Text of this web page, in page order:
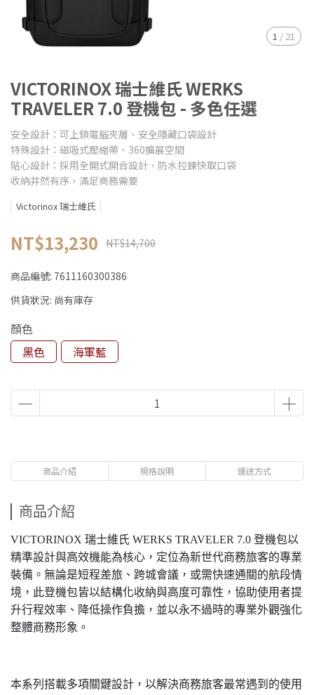
1 / 21
VICTORINOX 瑞士維氏 WERKS
TRAVELER 7.0 登機包 - 多色任選
安全設計：可上鎖電腦夾層、安全隱藏口袋設計
特殊設計：磁吸式壓縮帶、360擴展空間
貼心設計：採用全開式開合設計、防水拉鍊快取口袋
收納井然有序，滿足商務需要
Victorinox 瑞士維氏
NT$13,230 NT$14,700
商品編號: 7611160300386
供貨狀況: 尚有庫存
顏色
黑色
海軍藍
商品介紹 規格說明 運送方式
商品介紹
VICTORINOX 瑞士維氏 WERKS TRAVELER 7.0 登機包以
精準設計與高效機能為核心，定位為新世代商務旅客的專業
裝備。無論是短程差旅、跨城會議，或需快速通關的航段情
境，此登機包皆以結構化收納與高度可靠性，協助使用者提
升行程效率、降低操作負擔，並以永不過時的專業外觀強化
整體商務形象。
本系列搭載多項關鍵設計，以解決商務旅客最常遇到的使用